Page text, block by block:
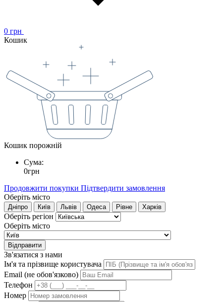
0 грн
Кошик
Кошик порожній
Сума:
0грн
Продовжити покупки Підтвердити замовлення
Оберіть місто
Дніпро Київ Львів Одеса Рівне Харків
Оберіть регіон
Оберіть місто
Відправити
Зв'язатися з нами
Ім'я та прізвище користувача
Email (не обов'язково)
Телефон
Номер